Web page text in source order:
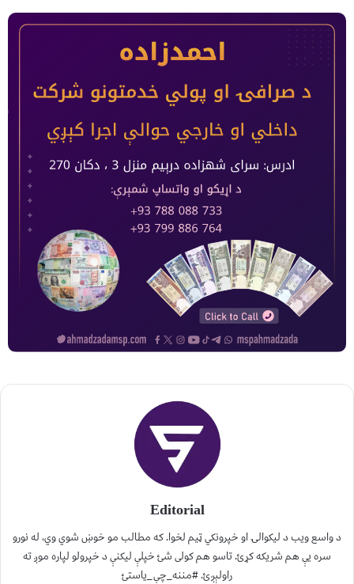
Editorial
د واسع ویب د لیکوالۍ او خپرونکي ټیم لخوا. که مطالب مو خوښ شوي وي، له نورو
سره یې هم شریکه کړئ. تاسو هم کولی شئ خپلې لیکنې د خپرولو لپاره موږ ته
راولېږئ. #مننه_چې_یاستئ